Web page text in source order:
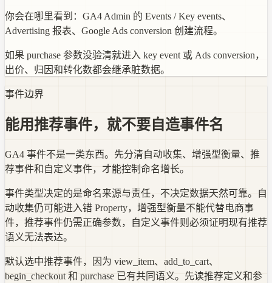
你会在哪里看到： GA4 Admin 的 Events / Key events、
Advertising 报表、Google Ads conversion 创建流程。
如果 purchase 参数没验清就进入 key event 或 Ads conversion，
出价、归因和转化数都会继承脏数据。
事件边界
能用推荐事件，就不要自造事件名
GA4 事件不是一类东西。先分清自动收集、增强型衡量、推
荐事件和自定义事件，才能控制命名增长。
事件类型决定的是命名来源与责任，不决定数据天然可靠。自
动收集仍可能进入错 Property，增强型衡量不能代替电商事
件，推荐事件仍需正确参数，自定义事件则必须证明现有推荐
语义无法表达。
默认选中推荐事件，因为 view_item、add_to_cart、
begin_checkout 和 purchase 已有共同语义。先读推荐定义和参